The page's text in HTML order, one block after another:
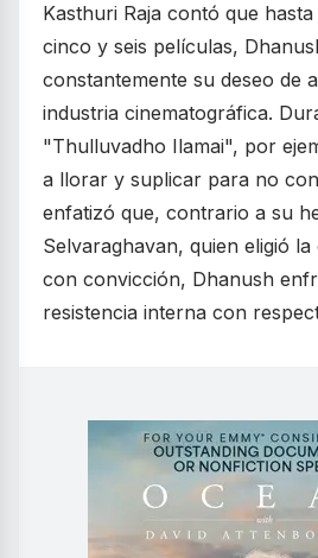
Kasthuri Raja contó que
cinco y seis películas,
constantemente su deseo de
industria cinematográfica.
"Thulluvadho Ilamai", por
a llorar y suplicar para no
enfatizó que, contrario a su
Selvaraghavan, quien eligió
con convicción, Dhanush
resistencia interna con